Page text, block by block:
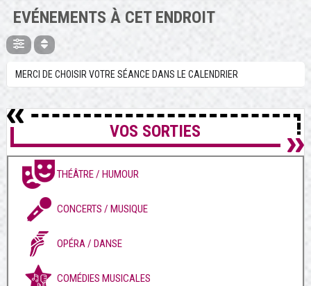
EVÉNEMENTS À CET ENDROIT
MERCI DE CHOISIR VOTRE SÉANCE DANS LE CALENDRIER
VOS SORTIES
THÉÂTRE / HUMOUR
CONCERTS / MUSIQUE
OPÉRA / DANSE
COMÉDIES MUSICALES